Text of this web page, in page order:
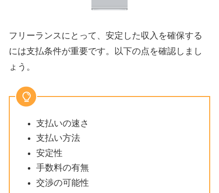
フリーランスにとって、安定した収入を確保する
には支払条件が重要です。以下の点を確認しまし
ょう。
支払いの速さ
支払い方法
安定性
手数料の有無
交渉の可能性